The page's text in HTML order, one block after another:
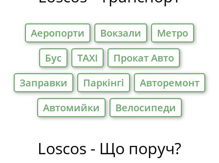
Аеропорти Вокзали
Метро
Бус
TAXI
Прокат Авто
Заправки
Паркiнгi
Авторемонт
Автомийки
Велосипеди
Loscos - Що поруч?